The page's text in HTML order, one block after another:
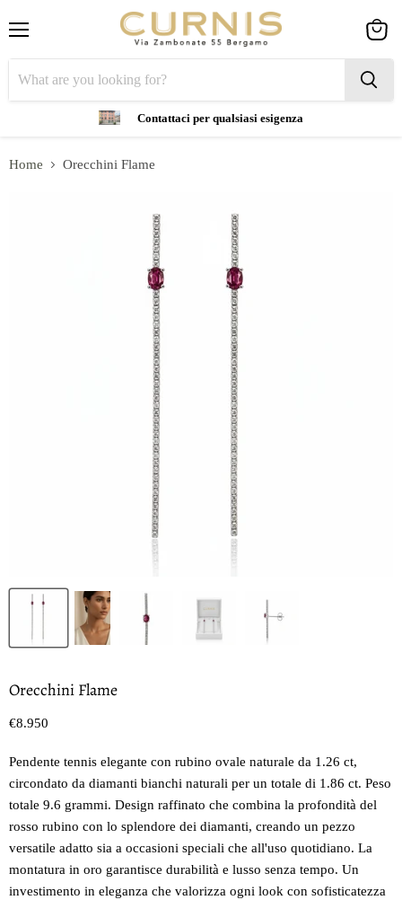
Contattaci per qualsiasi esigenza
cart
Home Orecchini Flame
Orecchini Flame
Prezzo oggi
€8.950
Pendente tennis elegante con rubino ovale naturale da 1.26 ct,
circondato da diamanti bianchi naturali per un totale di 1.86 ct. Peso
totale 9.6 grammi. Design raffinato che combina la profondità del
rosso rubino con lo splendore dei diamanti, creando un pezzo
versatile adatto sia a occasioni speciali che all'uso quotidiano. La
montatura in oro garantisce durabilità e lusso senza tempo. Un
investimento in eleganza che valorizza ogni look con sofisticatezza